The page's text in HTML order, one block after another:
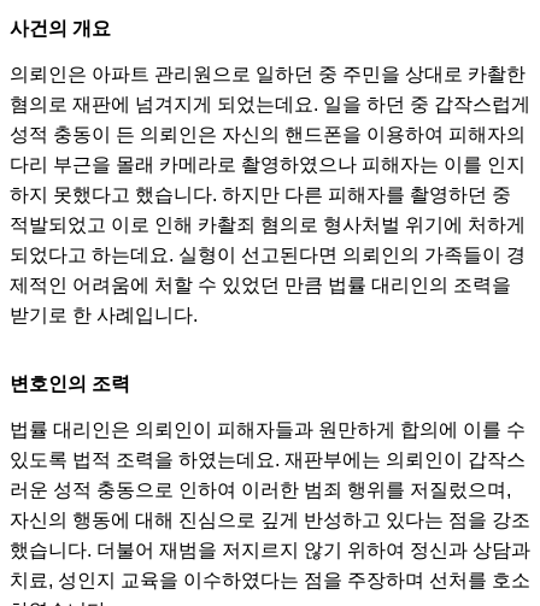
사건의 개요
의뢰인은 아파트 관리원으로 일하던 중 주민을 상대로 카촬한
혐의로 재판에 넘겨지게 되었는데요. 일을 하던 중 갑작스럽게
성적 충동이 든 의뢰인은 자신의 핸드폰을 이용하여 피해자의
다리 부근을 몰래 카메라로 촬영하였으나 피해자는 이를 인지
하지 못했다고 했습니다. 하지만 다른 피해자를 촬영하던 중
적발되었고 이로 인해 카촬죄 혐의로 형사처벌 위기에 처하게
되었다고 하는데요. 실형이 선고된다면 의뢰인의 가족들이 경
제적인 어려움에 처할 수 있었던 만큼 법률 대리인의 조력을
받기로 한 사례입니다.
변호인의 조력
법률 대리인은 의뢰인이 피해자들과 원만하게 합의에 이를 수
있도록 법적 조력을 하였는데요. 재판부에는 의뢰인이 갑작스
러운 성적 충동으로 인하여 이러한 범죄 행위를 저질렀으며,
자신의 행동에 대해 진심으로 깊게 반성하고 있다는 점을 강조
했습니다. 더불어 재범을 저지르지 않기 위하여 정신과 상담과
치료, 성인지 교육을 이수하였다는 점을 주장하며 선처를 호소